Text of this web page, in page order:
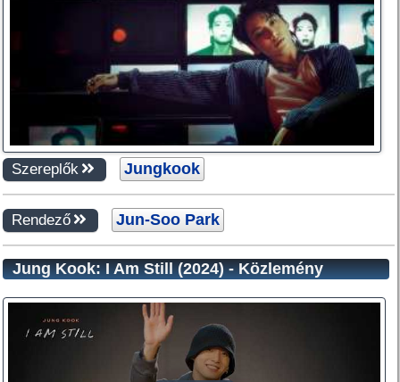
Szereplők Jungkook
Rendező Jun-Soo Park
Jung Kook: I Am Still (2024) - Közlemény